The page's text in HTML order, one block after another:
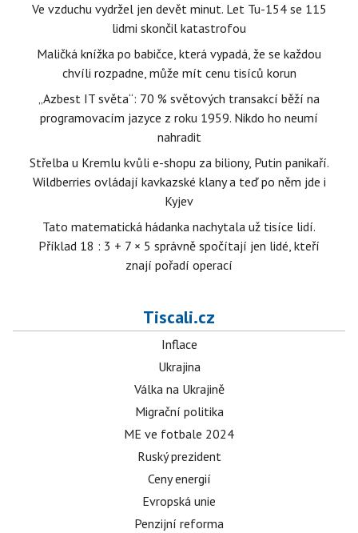
Ve vzduchu vydržel jen devět minut. Let Tu-154 se 115
lidmi skončil katastrofou
Maličká knížka po babičce, která vypadá, že se každou
chvíli rozpadne, může mít cenu tisíců korun
„Azbest IT světa“: 70 % světových transakcí běží na
programovacím jazyce z roku 1959. Nikdo ho neumí
nahradit
Střelba u Kremlu kvůli e-shopu za biliony, Putin panikaří.
Wildberries ovládají kavkazské klany a teď po něm jde i
Kyjev
Tato matematická hádanka nachytala už tisíce lidí.
Příklad 18 : 3 + 7 × 5 správně spočítají jen lidé, kteří
znají pořadí operací
Tiscali.cz
Inflace
Ukrajina
Válka na Ukrajině
Migrační politika
ME ve fotbale 2024
Ruský prezident
Ceny energií
Evropská unie
Penzijní reforma